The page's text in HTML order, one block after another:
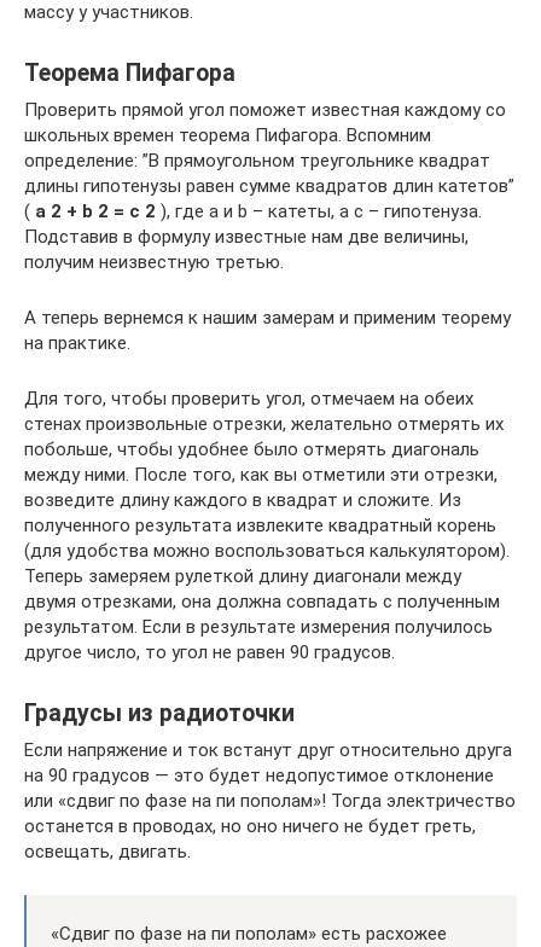
массу у участников.
Теорема Пифагора
Проверить прямой угол поможет известная каждому со
школьных времен теорема Пифагора. Вспомним
определение: ”В прямоугольном треугольнике квадрат
длины гипотенузы равен сумме квадратов длин катетов”
( a 2 + b 2 = с 2 ), где a и b – катеты, а с – гипотенуза.
Подставив в формулу известные нам две величины,
получим неизвестную третью.
А теперь вернемся к нашим замерам и применим теорему
на практике.
Для того, чтобы проверить угол, отмечаем на обеих
стенах произвольные отрезки, желательно отмерять их
побольше, чтобы удобнее было отмерять диагональ
между ними. После того, как вы отметили эти отрезки,
возведите длину каждого в квадрат и сложите. Из
полученного результата извлеките квадратный корень
(для удобства можно воспользоваться калькулятором).
Теперь замеряем рулеткой длину диагонали между
двумя отрезками, она должна совпадать с полученным
результатом. Если в результате измерения получилось
другое число, то угол не равен 90 градусов.
Градусы из радиоточки
Если напряжение и ток встанут друг относительно друга
на 90 градусов — это будет недопустимое отклонение
или «сдвиг по фазе на пи пополам»! Тогда электричество
останется в проводах, но оно ничего не будет греть,
освещать, двигать.
«Сдвиг по фазе на пи пополам» есть расхожее